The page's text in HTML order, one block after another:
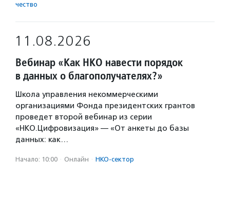
чест­во
11.08.2026
Вебинар «Как НКО навести порядок
в данных о благополучателях?»
Школа управления некоммерческими
организациями Фонда президентских грантов
проведет второй вебинар из серии
«НКО.Цифровизация» — «От анкеты до базы
данных: как…
Начало: 10:00 · Онлайн · НКО-сектор